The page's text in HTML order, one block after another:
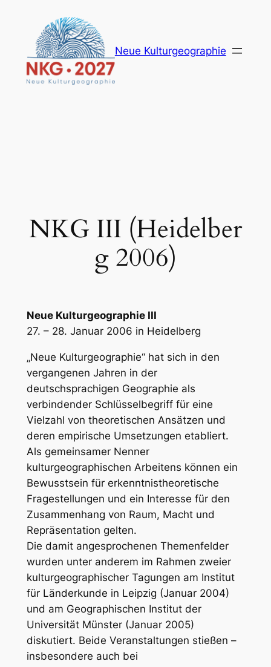
springen
Neue Kulturgeographie
NKG III (Heidelber
g 2006)
Neue Kulturgeographie III
27. – 28. Januar 2006 in Heidelberg
„Neue Kulturgeographie“ hat sich in den
vergangenen Jahren in der
deutschsprachigen Geographie als
verbindender Schlüsselbegriff für eine
Vielzahl von theoretischen Ansätzen und
deren empirische Umsetzungen etabliert.
Als gemeinsamer Nenner
kulturgeographischen Arbeitens können ein
Bewusstsein für erkenntnistheoretische
Fragestellungen und ein Interesse für den
Zusammenhang von Raum, Macht und
Repräsentation gelten.
Die damit angesprochenen Themenfelder
wurden unter anderem im Rahmen zweier
kulturgeographischer Tagungen am Institut
für Länderkunde in Leipzig (Januar 2004)
und am Geographischen Institut der
Universität Münster (Januar 2005)
diskutiert. Beide Veranstaltungen stießen –
insbesondere auch bei